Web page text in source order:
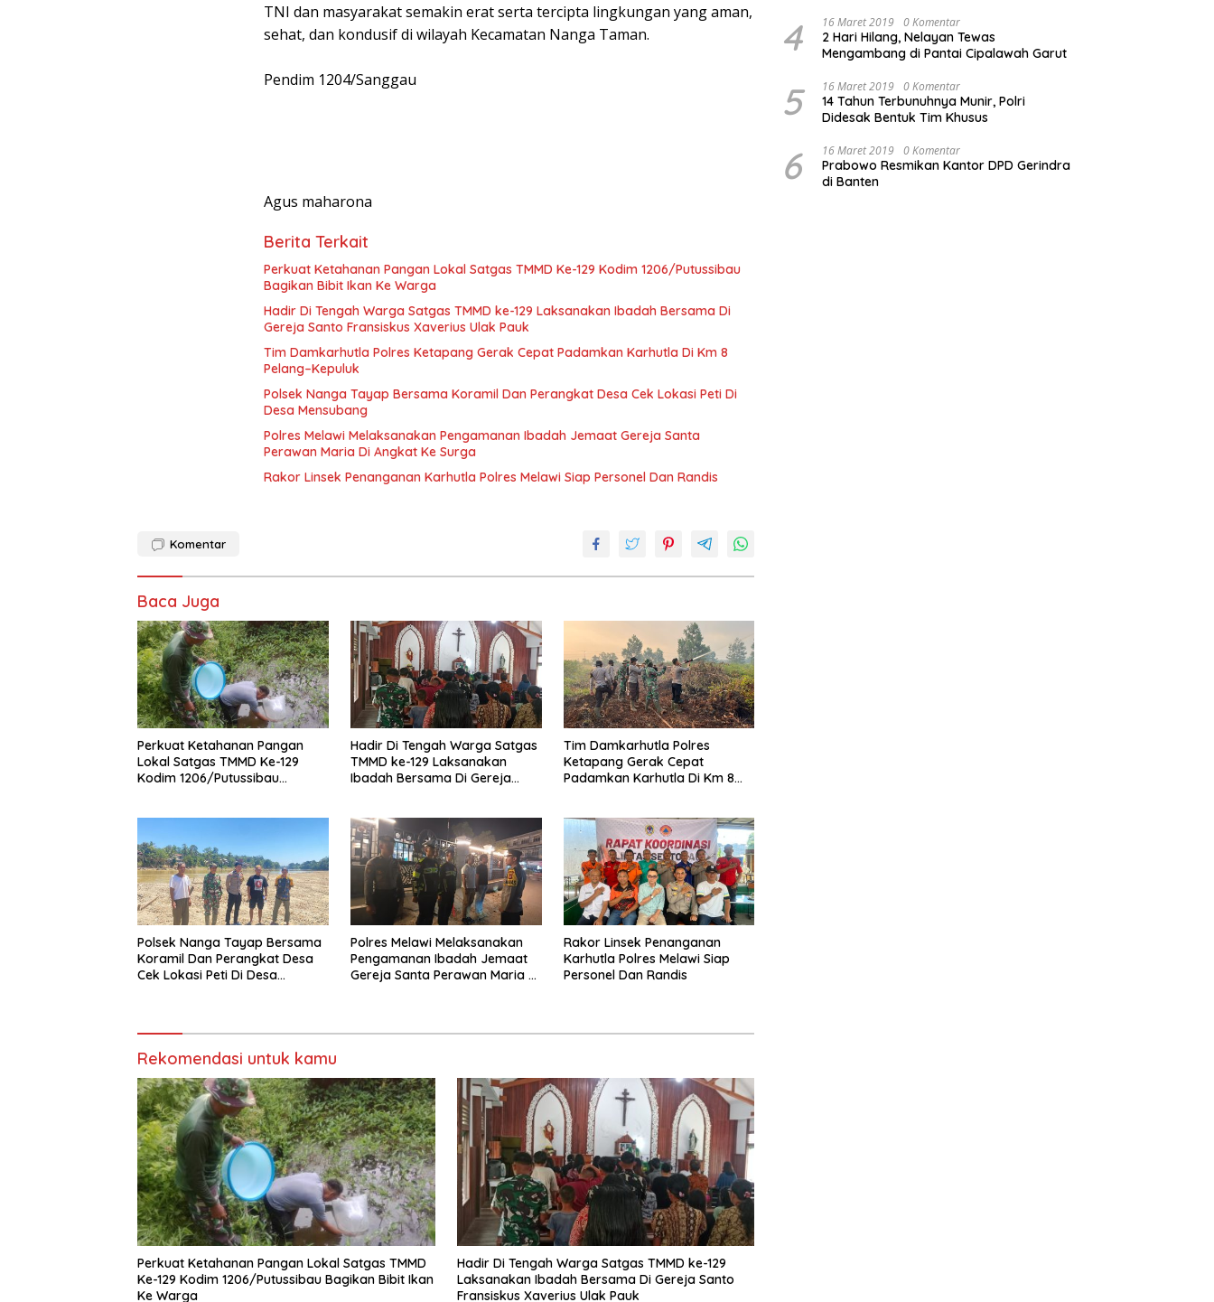
TNI dan masyarakat semakin erat serta tercipta lingkungan yang aman,
sehat, dan kondusif di wilayah Kecamatan Nanga Taman.
‎Pendim 1204/Sanggau
Agus maharona
Berita Terkait
Perkuat Ketahanan Pangan Lokal Satgas TMMD Ke-129 Kodim 1206/Putussibau
Bagikan Bibit Ikan Ke Warga
Hadir Di Tengah Warga Satgas TMMD ke-129 Laksanakan Ibadah Bersama Di
Gereja Santo Fransiskus Xaverius Ulak Pauk
Tim Damkarhutla Polres Ketapang Gerak Cepat Padamkan Karhutla Di Km 8
Pelang–Kepuluk
Polsek Nanga Tayap Bersama Koramil Dan Perangkat Desa Cek Lokasi Peti Di
Desa Mensubang
Polres Melawi Melaksanakan Pengamanan Ibadah Jemaat Gereja Santa
Perawan Maria Di Angkat Ke Surga
Rakor Linsek Penanganan Karhutla Polres Melawi Siap Personel Dan Randis
Komentar
Baca Juga
Perkuat Ketahanan Pangan
Lokal Satgas TMMD Ke-129
Kodim 1206/Putussibau
Hadir Di Tengah Warga Satgas
TMMD ke-129 Laksanakan
Ibadah Bersama Di Gereja
Tim Damkarhutla Polres
Ketapang Gerak Cepat
Padamkan Karhutla Di Km 8
Polsek Nanga Tayap Bersama
Koramil Dan Perangkat Desa
Cek Lokasi Peti Di Desa
Polres Melawi Melaksanakan
Pengamanan Ibadah Jemaat
Gereja Santa Perawan Maria Di
Rakor Linsek Penanganan
Karhutla Polres Melawi Siap
Personel Dan Randis
Rekomendasi untuk kamu
Perkuat Ketahanan Pangan Lokal Satgas TMMD
Ke-129 Kodim 1206/Putussibau Bagikan Bibit Ikan
Ke Warga
Hadir Di Tengah Warga Satgas TMMD ke-129
Laksanakan Ibadah Bersama Di Gereja Santo
Fransiskus Xaverius Ulak Pauk
4 16 Maret 2019 0 Komentar
2 Hari Hilang, Nelayan Tewas
Mengambang di Pantai Cipalawah Garut
5 16 Maret 2019 0 Komentar
14 Tahun Terbunuhnya Munir, Polri
Didesak Bentuk Tim Khusus
6 16 Maret 2019 0 Komentar
Prabowo Resmikan Kantor DPD Gerindra
di Banten